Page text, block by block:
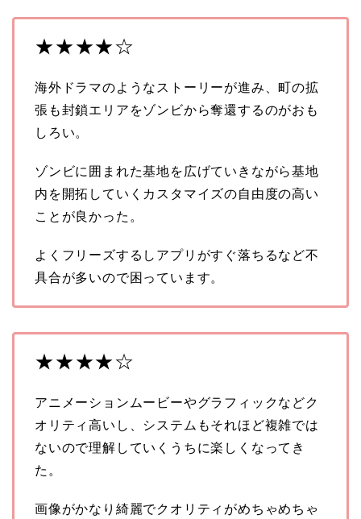
★★★★☆
海外ドラマのようなストーリーが進み、町の拡
張も封鎖エリアをゾンビから奪還するのがおも
しろい。
ゾンビに囲まれた基地を広げていきながら基地
内を開拓していくカスタマイズの自由度の高い
ことが良かった。
よくフリーズするしアプリがすぐ落ちるなど不
具合が多いので困っています。
★★★★☆
アニメーションムービーやグラフィックなどク
オリティ高いし、システムもそれほど複雑では
ないので理解していくうちに楽しくなってき
た。
画像がかなり綺麗でクオリティがめちゃめちゃ